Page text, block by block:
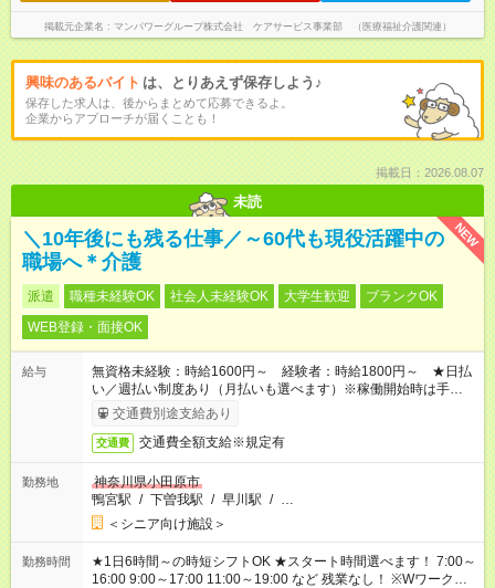
掲載元企業名 マンパワーグループ株式会社 ケアサービス事業部 （医療福祉介護関連）
興味のあるバイト は、とりあえず保存しよう♪
保存した求人は、後からまとめて応募できるよ。
企業からアプローチが届くことも！
掲載日：2026.08.07
未読
NEW
＼10年後にも残る仕事／～60代も現役活躍中の
職場へ＊介護
派遣 職種未経験OK 社会人未経験OK 大学生歓迎
ブランクOK
WEB登録・面接OK
給与
無資格未経験：時給1600円～ 経験者：時給1800円～ ★日払
い／週払い制度あり（月払いも選べます）※稼働開始時は手続き
完了次第のお支払いとなります。
交通費別途支給あり
交通費 交通費全額支給※規定有
勤務地
神奈川県小田原市
鴨宮駅 / 下曽我駅 / 早川駅 / …
＜シニア向け施設＞
勤務時間
★1日6時間～の時短シフトOK ★スタート時間選べます！ 7:00～
16:00 9:00～17:00 11:00～19:00 など 残業なし！ ※Wワークの